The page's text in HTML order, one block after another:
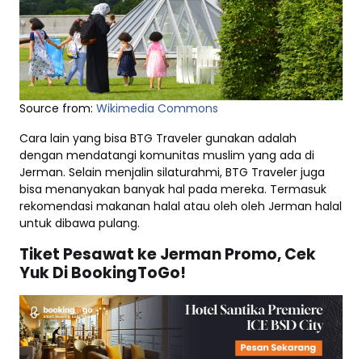
Source from: Wikimedia Commons
Cara lain yang bisa BTG Traveler gunakan adalah
dengan mendatangi komunitas muslim yang ada di
Jerman. Selain menjalin silaturahmi, BTG Traveler juga
bisa menanyakan banyak hal pada mereka. Termasuk
rekomendasi makanan halal atau oleh oleh Jerman halal
untuk dibawa pulang.
Tiket Pesawat ke Jerman Promo, Cek
Yuk Di BookingToGo!